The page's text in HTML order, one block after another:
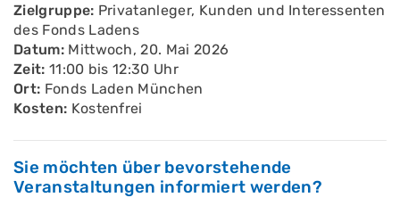
Zielgruppe: Privatanleger, Kunden und Interessenten
des Fonds Ladens
Datum:Mittwoch, 20. Mai 2026
Zeit: 11:00 bis 12:30 Uhr
Ort: Fonds Laden München
Kosten: Kostenfrei
Sie möchten über bevorstehende
Veranstaltungen informiert werden?